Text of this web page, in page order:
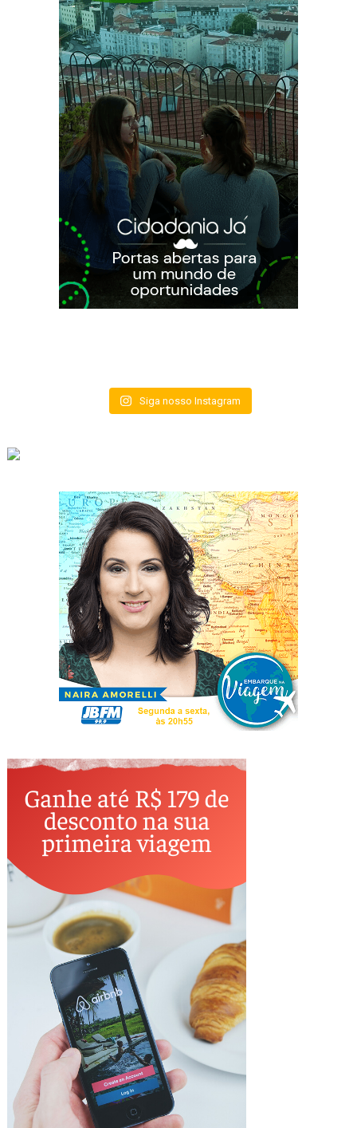
Siga nosso Instagram